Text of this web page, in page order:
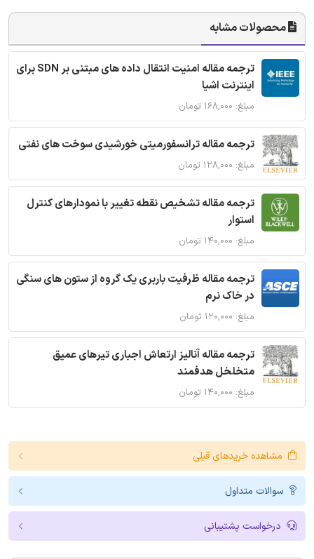
محصولات مشابه
ترجمه مقاله امنیت انتقال داده های مبتنی بر SDN برای
اینترنت اشیا
مبلغ: ۱۶۸,۰۰۰ تومان
ترجمه مقاله ترانسفورمیتی خورشیدی سوخت های نفتی
مبلغ: ۱۲۸,۰۰۰ تومان
ترجمه مقاله تشخیص نقطه تغییر با نمودارهای کنترل
استوار
مبلغ: ۱۴۰,۰۰۰ تومان
ترجمه مقاله ظرفیت باربری یک گروه از ستون های سنگی
در خاک نرم
مبلغ: ۱۲۰,۰۰۰ تومان
ترجمه مقاله آنالیز ارتعاش اجباری تیرهای عمیق
متخلخل هدفمند
مبلغ: ۱۴۰,۰۰۰ تومان
مشاهده خریدهای قبلی
سوالات متداول
درخواست پشتیبانی